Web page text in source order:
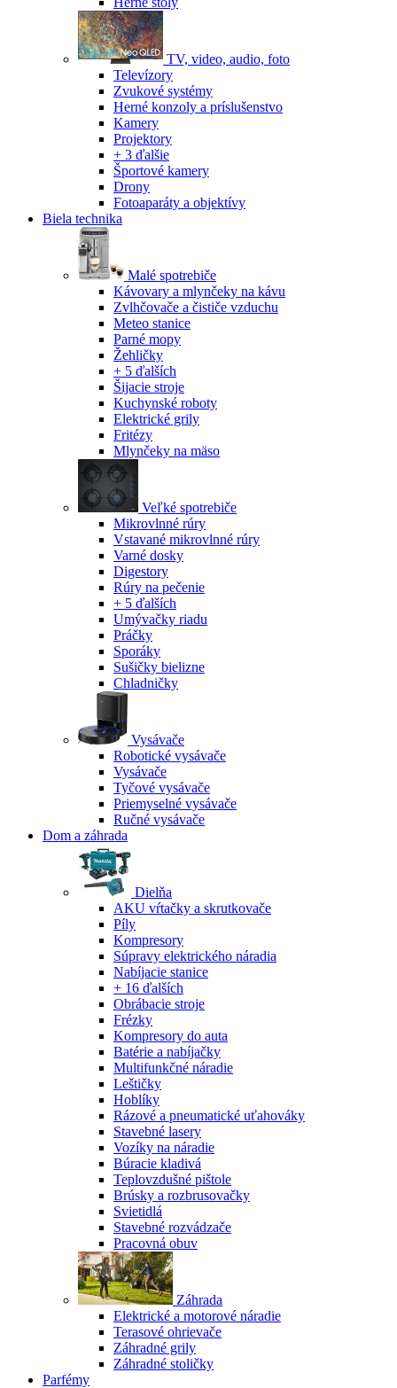
TV, video, audio, foto
Televízory
Zvukové systémy
Herné konzoly a príslušenstvo
Kamery
Projektory
+ 3 ďalšie
Športové kamery
Drony
Fotoaparáty a objektívy
Biela technika
Malé spotrebiče
Kávovary a mlynčeky na kávu
Zvlhčovače a čističe vzduchu
Meteo stanice
Parné mopy
Žehličky
+ 5 ďalších
Šijacie stroje
Kuchynské roboty
Elektrické grily
Fritézy
Mlynčeky na mäso
Veľké spotrebiče
Mikrovlnné rúry
Vstavané mikrovlnné rúry
Varné dosky
Digestory
Rúry na pečenie
+ 5 ďalších
Umývačky riadu
Práčky
Sporáky
Sušičky bielizne
Chladničky
Vysávače
Robotické vysávače
Vysávače
Tyčové vysávače
Priemyselné vysávače
Ručné vysávače
Dom a záhrada
Dielňa
AKU vŕtačky a skrutkovače
Píly
Kompresory
Súpravy elektrického náradia
Nabíjacie stanice
+ 16 ďalších
Obrábacie stroje
Frézky
Kompresory do auta
Batérie a nabíjačky
Multifunkčné náradie
Leštičky
Hoblíky
Rázové a pneumatické uťahováky
Stavebné lasery
Vozíky na náradie
Búracie kladivá
Teplovzdušné pištole
Brúsky a rozbrusovačky
Svietidlá
Stavebné rozvádzače
Pracovná obuv
Záhrada
Elektrické a motorové náradie
Terasové ohrievače
Záhradné grily
Záhradné stoličky
Parfémy